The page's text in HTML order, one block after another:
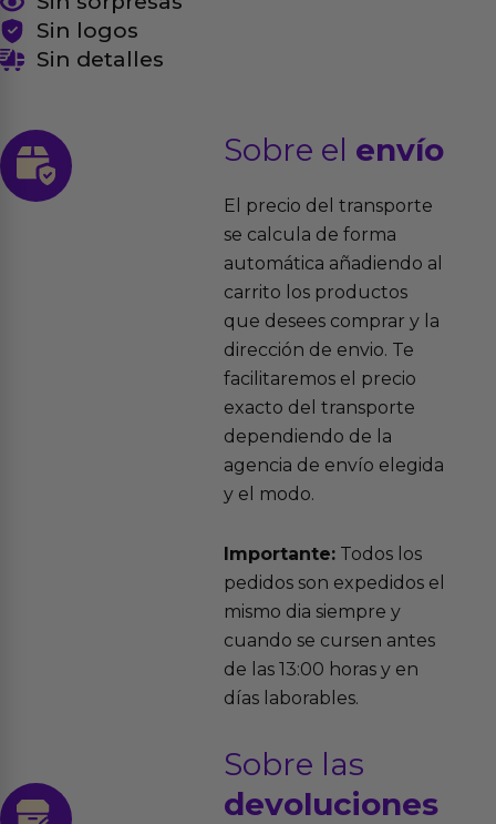
Sin logos
Sin detalles
Sobre el envío
El precio del transporte
se calcula de forma
automática añadiendo al
carrito los productos
que desees comprar y la
dirección de envio. Te
facilitaremos el precio
exacto del transporte
dependiendo de la
agencia de envío elegida
y el modo.
Importante:Todos los
pedidos son expedidos el
mismo dia siempre y
cuando se cursen antes
de las 13:00 horas y en
días laborables.
Sobre las
devoluciones